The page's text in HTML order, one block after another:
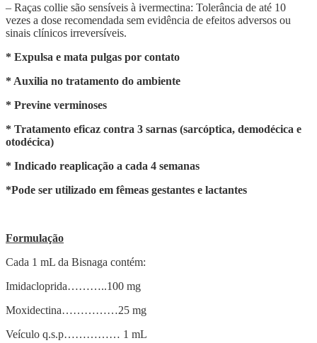
– Raças collie são sensíveis à ivermectina: Tolerância de até 10
vezes a dose recomendada sem evidência de efeitos adversos ou
sinais clínicos irreversíveis.
* Expulsa e mata pulgas por contato
* Auxilia no tratamento do ambiente
* Previne verminoses
* Tratamento eficaz contra 3 sarnas (sarcóptica, demodécica e
otodécica)
* Indicado reaplicação a cada 4 semanas
*Pode ser utilizado em fêmeas gestantes e lactantes
Formulação
Cada 1 mL da Bisnaga contém:
Imidacloprida………..100 mg
Moxidectina……………25 mg
Veículo q.s.p…………… 1 mL